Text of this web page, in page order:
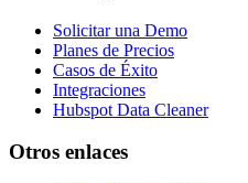
Solicitar una Demo
Planes de Precios
Casos de Éxito
Integraciones
Hubspot Data Cleaner
Otros enlaces